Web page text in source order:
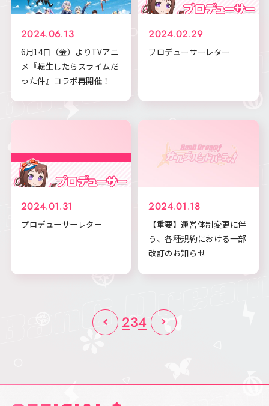
2024.06.13
6月14日（金）よりTVアニ
メ『転生したらスライムだ
った件』コラボ再開催！
2024.02.29
プロデューサーレター
2024.01.31
プロデューサーレター
2024.01.18
【重要】運営体制変更に伴
う、各種規約における一部
改訂のお知らせ
234